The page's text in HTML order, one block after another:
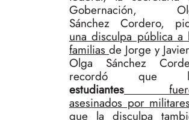
Gobernación,
Sánchez Cordero,
una disculpa pública a
familias de Jorge y
Olga Sánchez
recordó que
estudiantes
asesinados por militares
que la disculpa